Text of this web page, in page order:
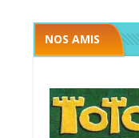
NOS AMIS